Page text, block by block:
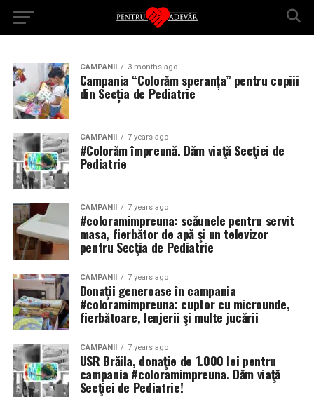
CAMPANII 3 months ago
Campania “Colorăm speranța” pentru copiii
din Secția de Pediatrie
CAMPANII 7 years ago
#Colorăm împreună. Dăm viaţă Secţiei de
Pediatrie
CAMPANII 7 years ago
#coloramimpreuna: scăunele pentru servit
masa, fierbător de apă şi un televizor
pentru Secţia de Pediatrie
CAMPANII 7 years ago
Donaţii generoase în campania
#coloramimpreuna: cuptor cu microunde,
fierbătoare, lenjerii şi multe jucării
CAMPANII 7 years ago
USR Brăila, donaţie de 1.000 lei pentru
campania #coloramimpreuna. Dăm viaţă
Secţiei de Pediatrie!